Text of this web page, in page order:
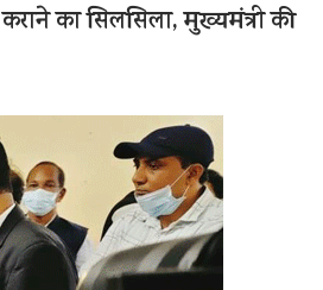
का सिलसिला, मुख्यमंत्री की